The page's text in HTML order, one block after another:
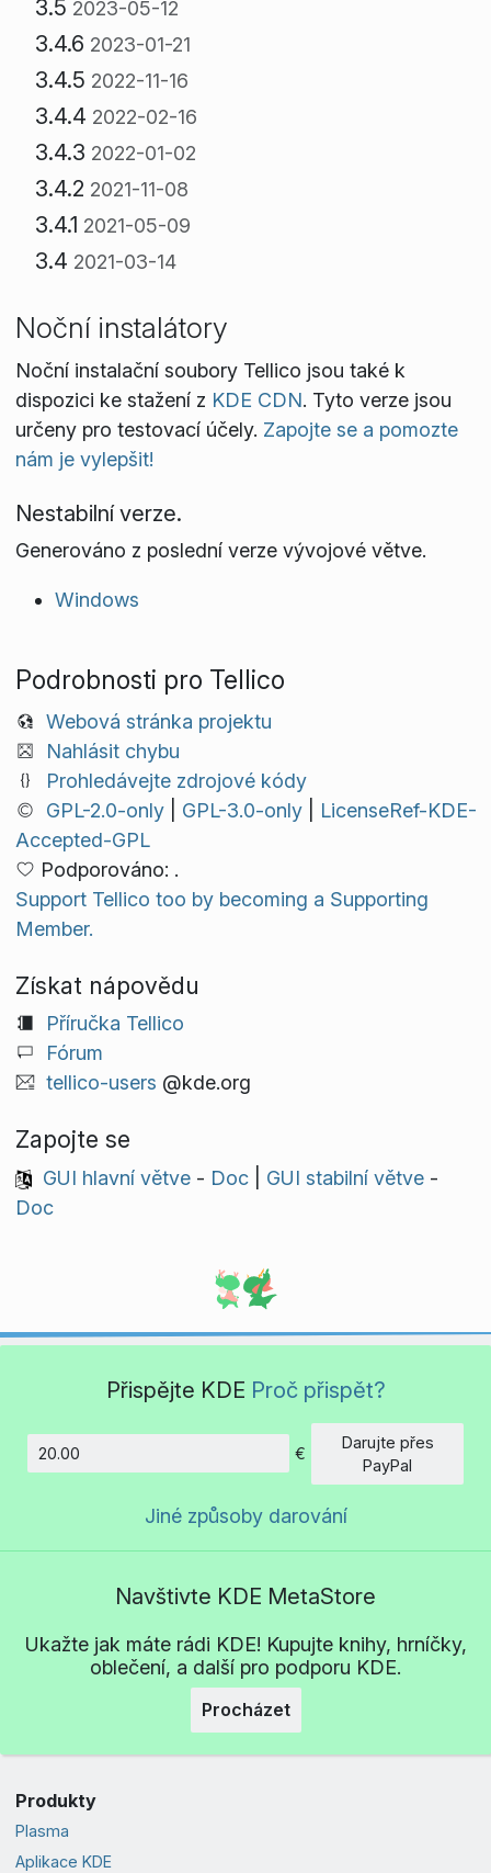
3.5 2023-05-12
3.4.6 2023-01-21
3.4.5 2022-11-16
3.4.4 2022-02-16
3.4.3 2022-01-02
3.4.2 2021-11-08
3.4.1 2021-05-09
3.4 2021-03-14
Noční instalátory
Noční instalační soubory Tellico jsou také k
dispozici ke stažení z KDE CDN. Tyto verze jsou
určeny pro testovací účely. Zapojte se a pomozte
nám je vylepšit!
Nestabilní verze.
Generováno z poslední verze vývojové větve.
Windows
Podrobnosti pro Tellico
Webová stránka projektu
Nahlásit chybu
Prohledávejte zdrojové kódy
GPL-2.0-only| GPL-3.0-only|
LicenseRef-KDE-
Accepted-GPL
Podporováno: .
Support Tellico too by becoming a Supporting
Member.
Získat nápovědu
Příručka Tellico
Fórum
tellico-users @kde.org
Zapojte se
GUI hlavní větve- Doc| GUI stabilní větve-
Doc
Přispějte KDE Proč přispět?
€
Darujte přes
PayPal
Jiné způsoby darování
Navštivte KDE MetaStore
Ukažte jak máte rádi KDE! Kupujte knihy, hrníčky,
oblečení, a další pro podporu KDE.
Procházet
Produkty
Plasma
Aplikace KDE